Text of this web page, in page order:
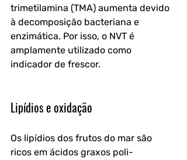
trimetilamina (TMA) aumenta devido
à decomposição bacteriana e
enzimática. Por isso, o NVT é
amplamente utilizado como
indicador de frescor.
Lipídios e oxidação
Os lipídios dos frutos do mar são
ricos em ácidos graxos poli-